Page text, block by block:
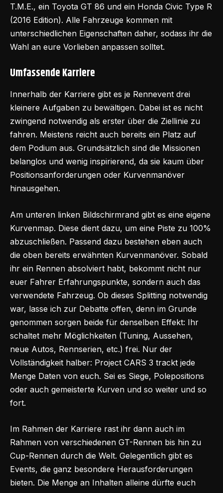
T.M.E., ein Toyota GT 86 und ein Honda Civic Type R
(2016 Edition). Alle Fahrzeuge kommen mit
unterschiedlichen Eigenschaften daher, sodass ihr die
Wahl an eure Vorlieben anpassen solltet.
Umfassende Karriere
Innerhalb der Karriere gibt es je Rennevent drei
kleinere Aufgaben zu bewältigen. Dabei ist es nicht
zwingend notwendig als erster über die Ziellinie zu
fahren. Meistens reicht auch bereits ein Platz auf
dem Podium aus. Grundsätzlich sind die Missionen
belanglos und wenig inspirierend, da sie kaum über
Positionsanforderungen oder Kurvenmanöver
hinausgehen.
Am unteren linken Bildschirmrand gibt es eine eigene
Kurvenmap. Diese dient dazu, um eine Piste zu 100%
abzuschließen. Passend dazu bestehen eben auch
die oben bereits erwähnten Kurvenmanöver. Sobald
ihr ein Rennen absolviert habt, bekommt nicht nur
euer Fahrer Erfahrungspunkte, sondern auch das
verwendete Fahrzeug. Ob dieses Splitting notwendig
war, lasse ich zur Debatte offen, denn im Grunde
genommen sorgen beide für denselben Effekt: Ihr
schaltet mehr Möglichkeiten (Tuning, Aussehen,
neue Autos, Rennserien, etc.) frei. Nur der
Vollständigkeit halber: Project CARS 3 trackt jede
Menge Daten von euch. Sei es Siege, Polepositions
oder auch gemeisterte Kurven und so weiter und so
fort.
Im Rahmen der Karriere rast ihr dann auch im
Rahmen von verschiedenen GT-Rennen bis hin zu
Cup-Rennen durch die Welt. Gelegentlich gibt es
Events, die ganz besondere Herausforderungen
bieten. Die Menge an Inhalten alleine dürfte euch